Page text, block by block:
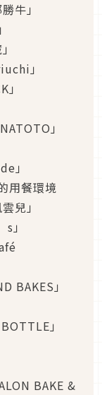
牛」
」
」
」
用餐環境
兒」
」
BAKES」
」
BAKE &